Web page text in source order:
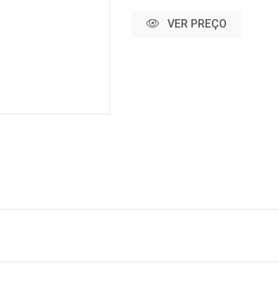
VER PREÇO